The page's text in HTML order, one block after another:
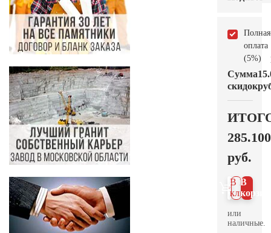
Полная
оплата
(5%)
Сумма
скидок
285.100
руб.
В
В 1
клик
или
наличные.